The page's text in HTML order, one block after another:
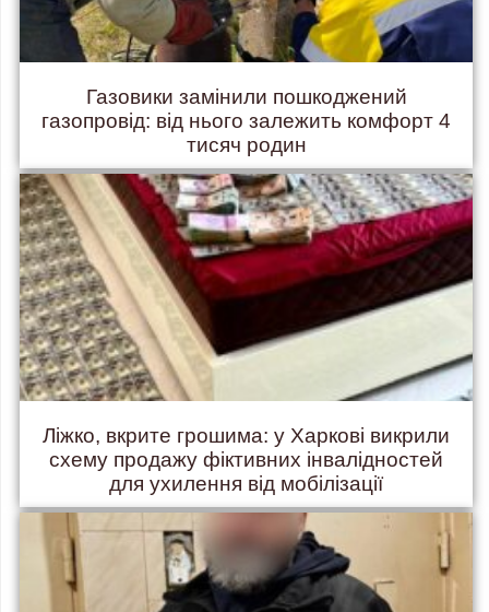
Газовики замінили пошкоджений
газопровід: від нього залежить комфорт 4
тисяч родин
Ліжко, вкрите грошима: у Харкові викрили
схему продажу фіктивних інвалідностей
для ухилення від мобілізації